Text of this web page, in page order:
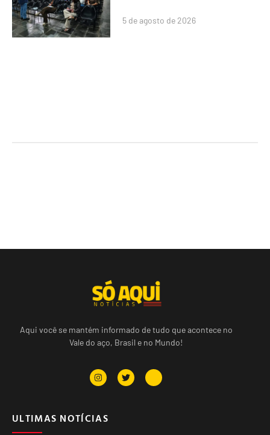
5 de agosto de 2026
Aqui você se mantém informado de tudo que acontece no
Vale do aço, Brasil e no Mundo!
ULTIMAS NOTÍCIAS